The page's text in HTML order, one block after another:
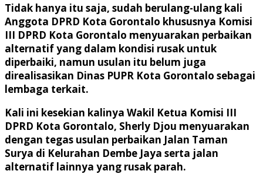
Tidak hanya itu saja, sudah berulang-ulang kali
Anggota DPRD Kota Gorontalo khususnya Komisi
III DPRD Kota Gorontalo menyuarakan perbaikan
alternatif yang dalam kondisi rusak untuk
diperbaiki, namun usulan itu belum juga
direalisasikan Dinas PUPR Kota Gorontalo sebagai
lembaga terkait.
Kali ini kesekian kalinya Wakil Ketua Komisi III
DPRD Kota Gorontalo, Sherly Djou menyuarakan
dengan tegas usulan perbaikan Jalan Taman
Surya di Kelurahan Dembe Jaya serta jalan
alternatif lainnya yang rusak parah.